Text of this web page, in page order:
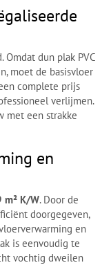
dun plak PVC
moet de basisvloer
complete prijs
verlijmen.
met een strakke
en
m² K/W. Door de
doorgegeven,
en
is eenvoudig te
vochtig dweilen